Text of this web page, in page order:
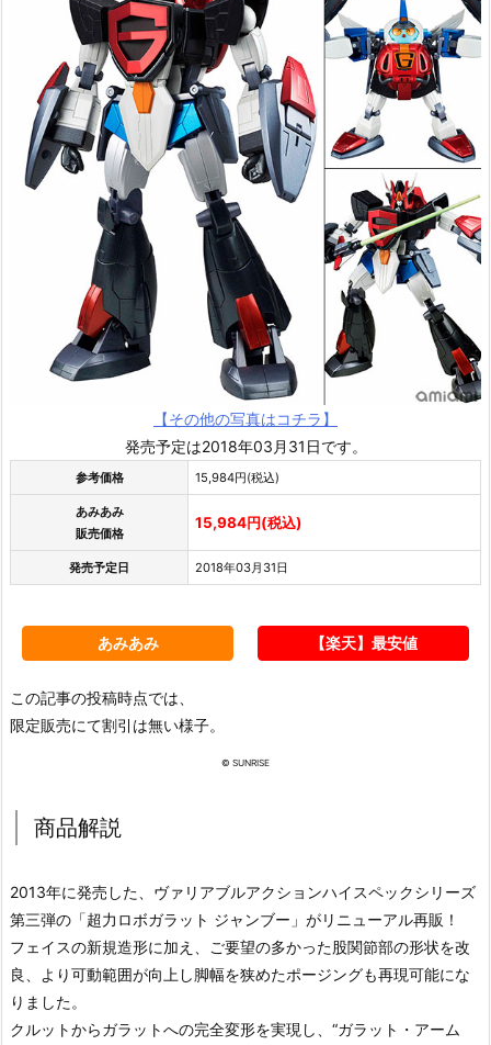
【その他の写真はコチラ】
発売予定は2018年03月31日です。
参考価格 15,984円(税込)
あみあみ
販売価格
15,984円(税込)
発売予定日 2018年03月31日
あみあみ 【楽天】最安値
この記事の投稿時点では、
限定販売にて割引は無い様子。
© SUNRISE
商品解説
2013年に発売した、ヴァリアブルアクションハイスペックシリーズ
第三弾の「超力ロボガラット ジャンブー」がリニューアル再販！
フェイスの新規造形に加え、ご要望の多かった股関節部の形状を改
良、より可動範囲が向上し脚幅を狭めたポージングも再現可能にな
りました。
クルットからガラットへの完全変形を実現し、“ガラット・アーム